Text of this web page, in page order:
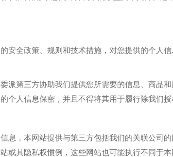
安全政策、规则和技术措施，对您提供的个人
派第三方协助我们提供您所需要的信息、商品
个人信息保密，并且不得将其用于履行除我们授
息，本网站提供与第三方包括我们的关联公司
或其隐私权惯例，这些网站也可能执行不同于